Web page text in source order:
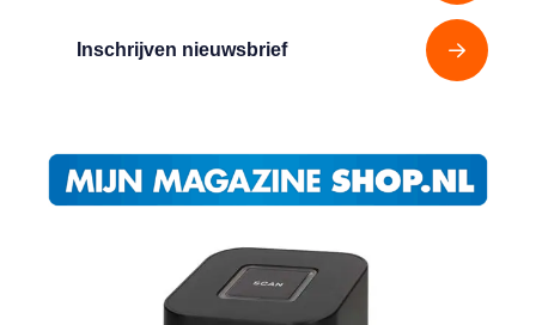
Inschrijven nieuwsbrief